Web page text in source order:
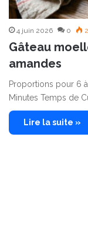
4 juin 2026 0
Gâteau
amandes
Proportions pour 6
Minutes Temps de
Lire la suite »